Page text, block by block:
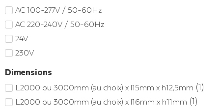
AC 100-277V / 50-60Hz
AC 220-240V / 50-60Hz
24V
230V
Dimensions
L2000 ou 3000mm (au choix) x l15mm x h12,5mm (1)
L2000 ou 3000mm (au choix) x l16mm x h11mm (1)